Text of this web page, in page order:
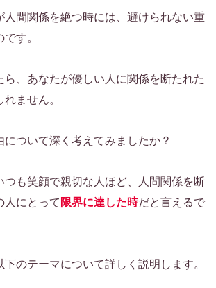
人間関係を絶つ時には、避けられない重
す。
ら、あなたが優しい人に関係を断たれた
ません。
について深く考えてみましたか？
つも笑顔で親切な人ほど、人間関係を断
人にとって 限界に達した時だと言えるで
下のテーマについて詳しく説明します。